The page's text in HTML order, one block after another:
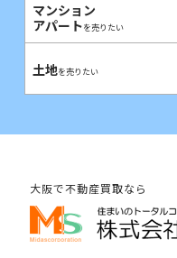
マンション
アパートを売りたい
土地を売りたい
大阪で不動産買取なら